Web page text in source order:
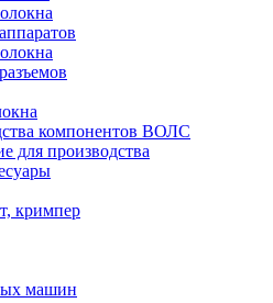
компонентов ВОЛС
для производства
кримпер
машин